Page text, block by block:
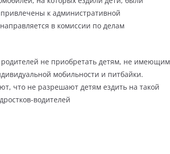
к административной
в комиссии по делам
родителей не приобретать детям, не имеющим
мобильности и питбайки.
что не разрешают детям ездить на такой
водителей